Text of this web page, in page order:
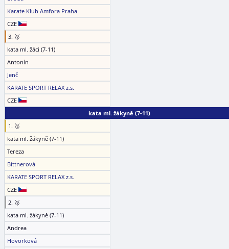
Karate Klub Amfora Praha
CZE
3. 🥉
kata ml. žáci (7-11)
Antonín
Jenč
KARATE SPORT RELAX z.s.
CZE
kata ml. žákyně (7-11)
1. 🥇
kata ml. žákyně (7-11)
Tereza
Bittnerová
KARATE SPORT RELAX z.s.
CZE
2. 🥈
kata ml. žákyně (7-11)
Andrea
Hovorková